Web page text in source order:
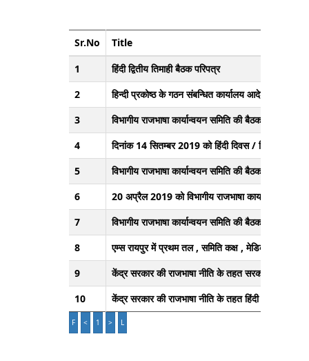
Sr.No
Title
1
हिंदी द्वितीय तिमाही बैठक परिपत्र
2
हिन्दी प्रकोष्ठ के गठन संबन्धित कार्यालय आदेश |
3
विभागीय राजभाषा कार्यान्वयन समिति की बैठक दिनांक
4
दिनांक 14 सितम्बर 2019 को हिंदी दिवस / हिंदी
5
विभागीय राजभाषा कार्यान्वयन समिति की बैठक दिनांक
6
20 अप्रैल 2019 को विभागीय राजभाषा कार्यान्वयन
7
विभागीय राजभाषा कार्यान्वयन समिति की बैठक दिनांक
8
एम्स रायपुर में प्रथम तल , समिति कक्ष , मेडिकल कॉलेज
9
केंद्र सरकार की राजभाषा नीति के तहत सरकारी कामकाज
10
केंद्र सरकार की राजभाषा नीति के तहत हिंदी की संलग्न
F < 1 > L